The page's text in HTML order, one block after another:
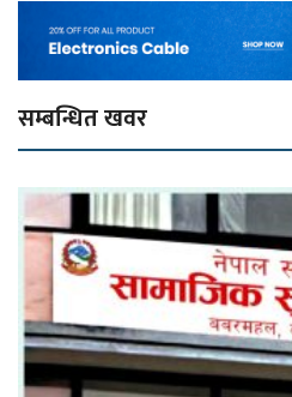
सम्बन्धित खवर